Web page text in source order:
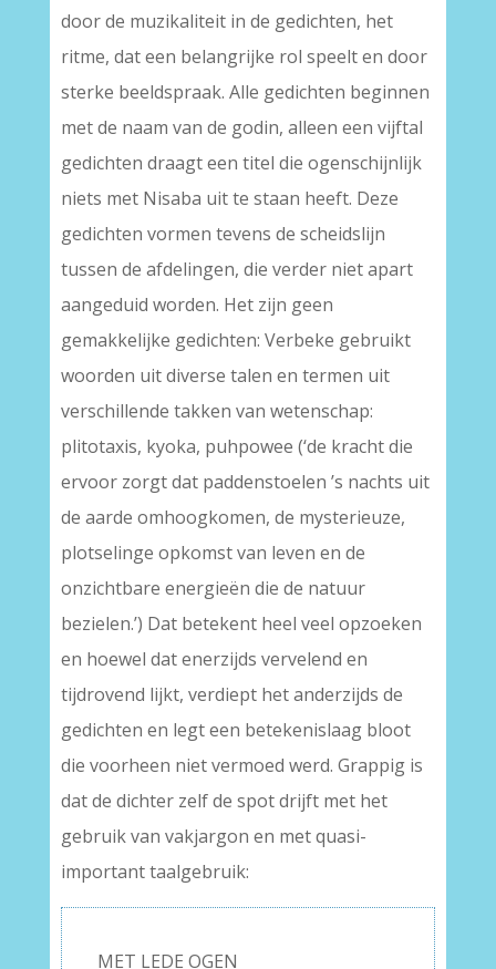
door de muzikaliteit in de gedichten, het
ritme, dat een belangrijke rol speelt en door
sterke beeldspraak. Alle gedichten beginnen
met de naam van de godin, alleen een vijftal
gedichten draagt een titel die ogenschijnlijk
niets met Nisaba uit te staan heeft. Deze
gedichten vormen tevens de scheidslijn
tussen de afdelingen, die verder niet apart
aangeduid worden. Het zijn geen
gemakkelijke gedichten: Verbeke gebruikt
woorden uit diverse talen en termen uit
verschillende takken van wetenschap:
plitotaxis, kyoka, puhpowee (‘de kracht die
ervoor zorgt dat paddenstoelen ’s nachts uit
de aarde omhoogkomen, de mysterieuze,
plotselinge opkomst van leven en de
onzichtbare energieën die de natuur
bezielen.’) Dat betekent heel veel opzoeken
en hoewel dat enerzijds vervelend en
tijdrovend lijkt, verdiept het anderzijds de
gedichten en legt een betekenislaag bloot
die voorheen niet vermoed werd. Grappig is
dat de dichter zelf de spot drijft met het
gebruik van vakjargon en met quasi-
important taalgebruik:
MET LEDE OGEN